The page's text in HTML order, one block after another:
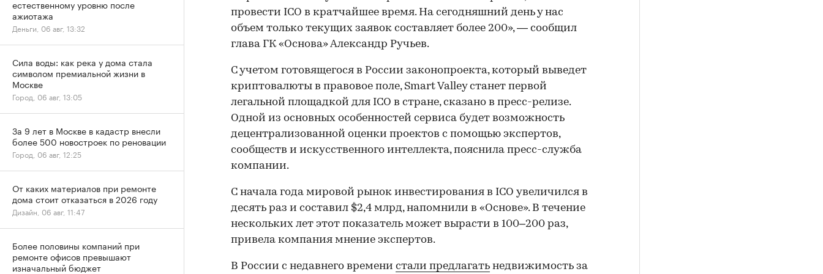
провести ICO в кратчайшее время. На сегодняшний день у нас
объем только текущих заявок составляет более 200», — сообщил
глава ГК «Основа» Александр Ручьев.
С учетом готовящегося в России законопроекта, который выведет
криптовалюты в правовое поле, Smart Valley станет первой
легальной площадкой для ICO в стране, сказано в пресс-релизе.
Одной из основных особенностей сервиса будет возможность
децентрализованной оценки проектов с помощью экспертов,
сообществ и искусственного интеллекта, пояснила пресс-служба
компании.
С начала года мировой рынок инвестирования в ICO увеличился в
десять раз и составил $2,4 млрд, напомнили в «Основе». В течение
нескольких лет этот показатель может вырасти в 100–200 раз,
привела компания мнение экспертов.
В России с недавнего времени стали предлагать недвижимость за
естественному уровню после
ажиотажа
Деньги, 06 авг, 13:32
Сила воды: как река у дома стала
символом премиальной жизни в
Москве
Город, 06 авг, 13:05
За 9 лет в Москве в кадастр внесли
более 500 новостроек по реновации
Город, 06 авг, 12:25
От каких материалов при ремонте
дома стоит отказаться в 2026 году
Дизайн, 06 авг, 11:47
Более половины компаний при
ремонте офисов превышают
изначальный бюджет